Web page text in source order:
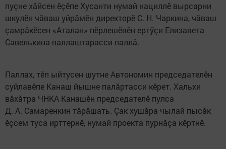
пуçне хăйсен ӗçӗпе Хусанти нумай нациллӗ вырсарни
шкулӗн чăваш уйрăмӗн директорӗ С. Н. Чаркина, чăваш
çамрăкӗсен «Аталан» пӗрлешӗвӗн ертӳçи Елизавета
Савелькина паллаштарасси паллă.
Паллах, тӗп ыйтусен шутне Автономин председателӗн
суйлавӗпе Канаш йышне палăртасси кӗрет. Хальхи
вăхăтра ЧНКА Канашӗн председателӗ пулса
Д. А. Самаренкин тăрăшать. Çак хушăра чылай пысăк
ӗçсем туса ирттернӗ, нумай проекта пурнăçа кӗртнӗ.